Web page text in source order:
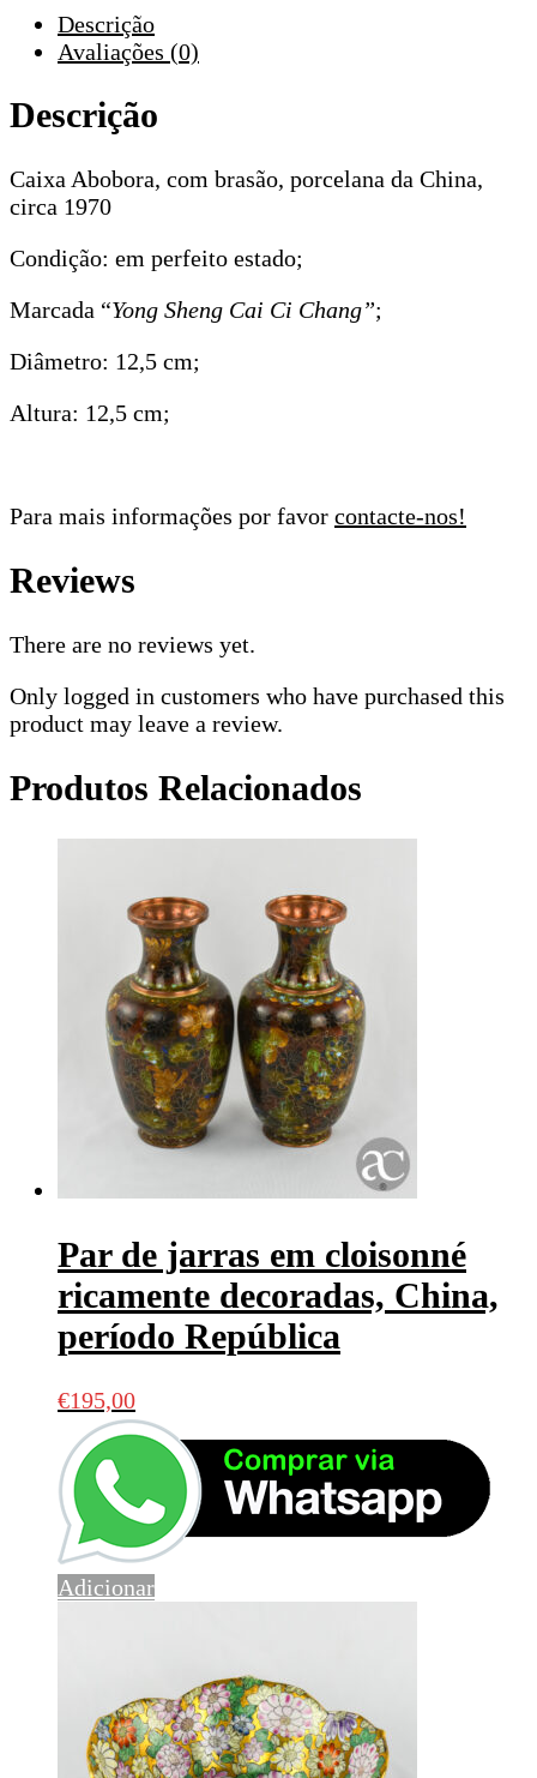
Descrição
Avaliações (0)
Descrição
Caixa Abobora, com brasão, porcelana da China,
circa 1970
Condição: em perfeito estado;
Marcada “Yong Sheng Cai Ci Chang”;
Diâmetro: 12,5 cm;
Altura: 12,5 cm;
Para mais informações por favor contacte-nos!
Reviews
There are no reviews yet.
Only logged in customers who have purchased this
product may leave a review.
Produtos Relacionados
Par de jarras em cloisonné
ricamente decoradas, China,
período República
€195,00
Adicionar